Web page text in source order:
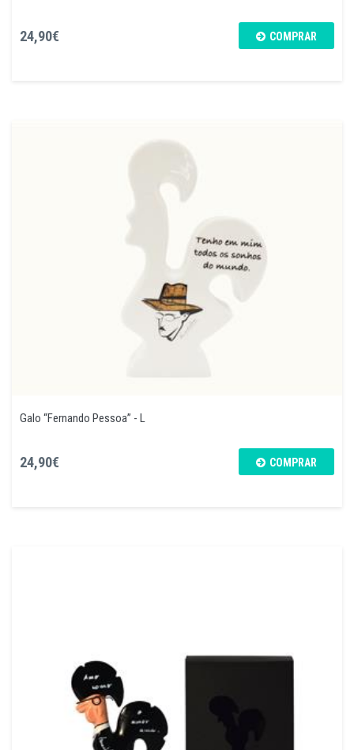
24,90€ COMPRAR
Galo “Fernando Pessoa” - L
24,90€ COMPRAR